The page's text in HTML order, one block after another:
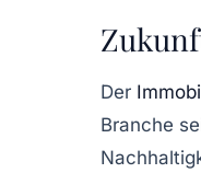
Der
Branche